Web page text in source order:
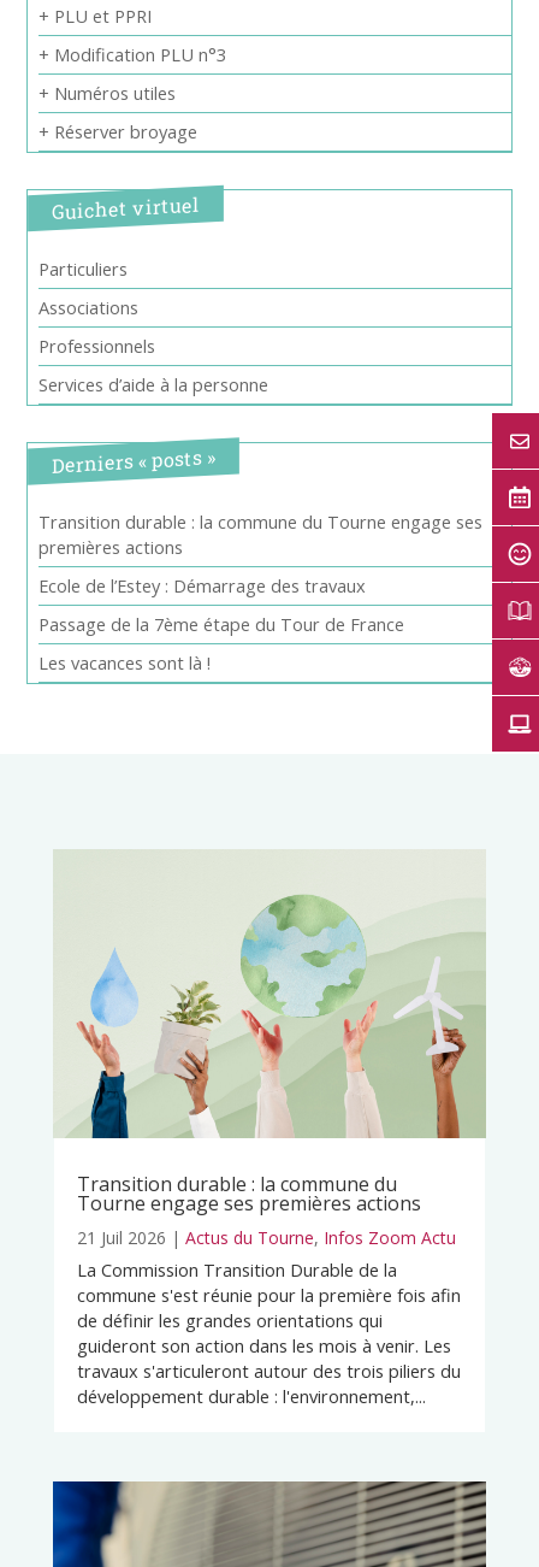
+ PLU et PPRI
+ Modification PLU n°3
+ Numéros utiles
+ Réserver broyage
Guichet virtuel
Particuliers
Associations
Professionnels
Services d’aide à la personne
Derniers « posts »
Transition durable : la commune du Tourne engage ses
premières actions
Ecole de l’Estey : Démarrage des travaux
Passage de la 7ème étape du Tour de France
Les vacances sont là !
Transition durable : la commune du
Tourne engage ses premières actions
21 Juil 2026 | Actus du Tourne, Infos Zoom Actu
La Commission Transition Durable de la
commune s'est réunie pour la première fois afin
de définir les grandes orientations qui
guideront son action dans les mois à venir. Les
travaux s'articuleront autour des trois piliers du
développement durable : l'environnement,...